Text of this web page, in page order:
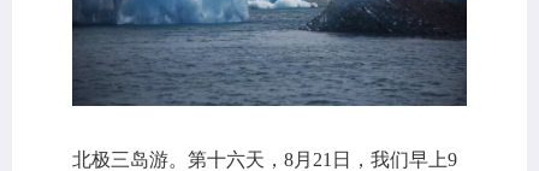
北极三岛游。第十六天，8月21日，我们早上9